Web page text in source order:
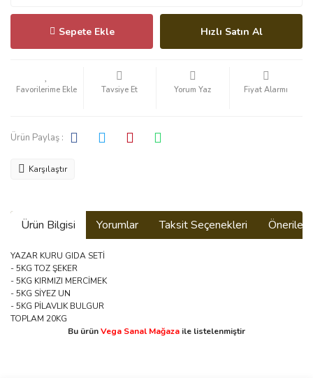
Sepete Ekle Hızlı Satın Al
Tavsiye Et Yorum Yaz Fiyat Alarmı
Ürün Paylaş :
Karşılaştır
Ürün Bilgisi Yorumlar Taksit Seçenekleri
YAZAR KURU GIDA SETİ
- 5KG TOZ ŞEKER
- 5KG KIRMIZI MERCİMEK
- 5KG SİYEZ UN
- 5KG PİLAVLIK BULGUR
TOPLAM 20KG
Bu ürünVega Sanal Mağaza ile listelenmiştir